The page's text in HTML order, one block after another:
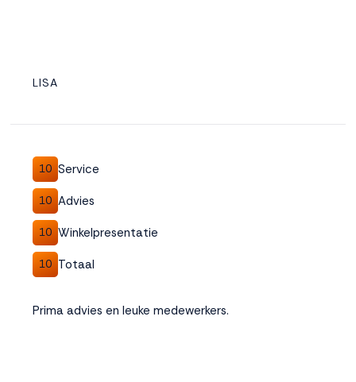
LISA
10 Service
10 Advies
10 Winkelpresentatie
10 Totaal
Prima advies en leuke medewerkers.